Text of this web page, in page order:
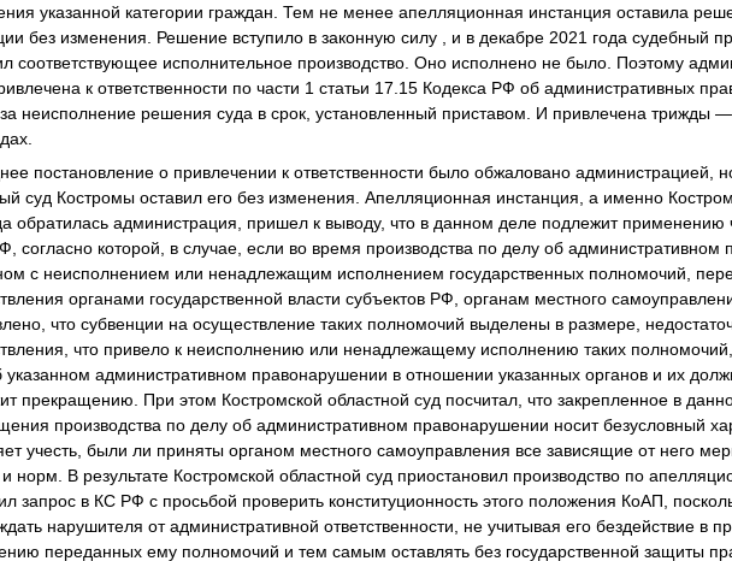
указанной категории граждан. Тем не менее апелляционная инстанция оставила
без изменения. Решение вступило в законную силу , и в декабре 2021 года судебный
соответствующее исполнительное производство. Оно исполнено не было. Поэтому
к ответственности по части 1 статьи 17.15 Кодекса РФ об административных
неисполнение решения суда в срок, установленный приставом. И привлечена трижды
постановление о привлечении к ответственности было обжаловано администрацией,
суд Костромы оставил его без изменения. Апелляционная инстанция, а именно
обратилась администрация, пришел к выводу, что в данном деле подлежит применению
согласно которой, в случае, если во время производства по делу об административном
с неисполнением или ненадлежащим исполнением государственных полномочий,
органами государственной власти субъектов РФ, органам местного
что субвенции на осуществление таких полномочий выделены в размере,
что привело к неисполнению или ненадлежащему исполнению таких
указанном административном правонарушении в отношении указанных органов и их
прекращению. При этом Костромской областной суд посчитал, что закрепленное в
производства по делу об административном правонарушении носит безусловный
учесть, были ли приняты органом местного самоуправления все зависящие от него
норм. В результате Костромской областной суд приостановил производство по
запрос в КС РФ с просьбой проверить конституционность этого положения КоАП,
нарушителя от административной ответственности, не учитывая его бездействие в
переданных ему полномочий и тем самым оставлять без государственной защиты